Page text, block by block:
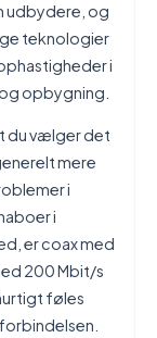
udbydere, og
teknologier
i
opbygning.
du vælger det
mere
i
i
er coax med
200 Mbit/s
føles